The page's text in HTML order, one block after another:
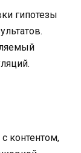
гипотезы
контентом,